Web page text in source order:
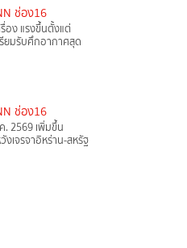
ช่อง16
รื่อง แรงขึ้นตั้งแต่
ยมรับศึกอากาศสุด
ช่อง16
. 2569 เพิ่มขึ้น
เจรจาอิหร่าน-สหรัฐ